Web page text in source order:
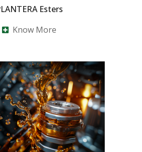
Esters
Know More